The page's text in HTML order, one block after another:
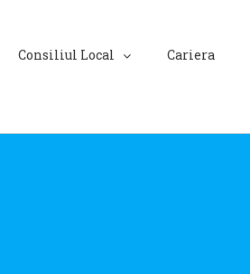
Consiliul Local Cariera